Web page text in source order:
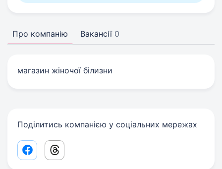
Про компанію Вакансії 0
магазин жіночої білизни
Поділитись компанією у соціальних мережах
Facebook share link
Threads share link